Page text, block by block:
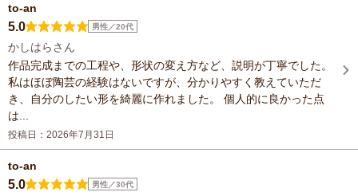
to-an
5.0 男性／20代
かしはらさん
作品完成までの工程や、形状の変え方など、説明が丁寧でした。
私はほぼ陶芸の経験はないですが、分かりやすく教えていただ
き、自分のしたい形を綺麗に作れました。 個人的に良かった点
は...
投稿日：2026年7月31日
to-an
5.0 男性／30代